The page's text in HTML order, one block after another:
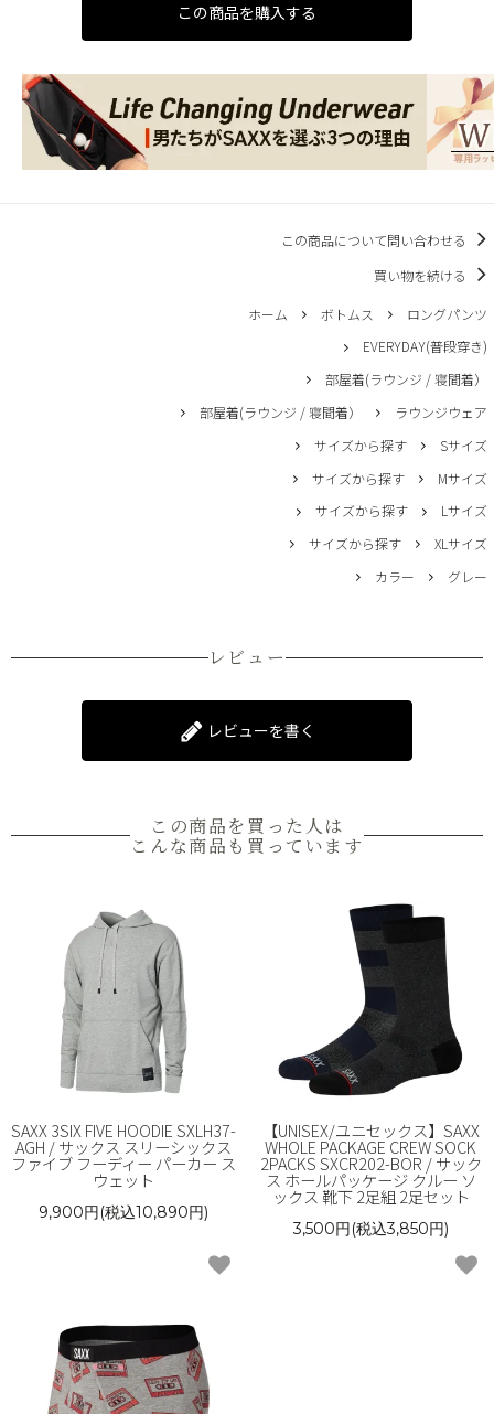
この商品を購入する
この商品について問い合わせる
買い物を続ける
ホーム ボトムス
ロングパンツ
EVERYDAY(普段穿き)
部屋着(ラウンジ / 寝間着）
部屋着(ラウンジ / 寝間着）
ラウンジウェア
サイズから探す
Sサイズ
サイズから探す
Mサイズ
サイズから探す
Lサイズ
サイズから探す
XLサイズ
カラー
グレー
レビュー
レビューを書く
この商品を買った人は
こんな商品も買っています
SAXX 3SIX FIVE HOODIE SXLH37-
AGH / サックス スリーシックス
ファイブ フーディー パーカー ス
ウェット
9,900円(税込10,890円)
【UNISEX/ユニセックス】SAXX
WHOLE PACKAGE CREW SOCK
2PACKS SXCR202-BOR / サック
ス ホールパッケージ クルー ソ
ックス 靴下 2足組 2足セット
3,500円(税込3,850円)